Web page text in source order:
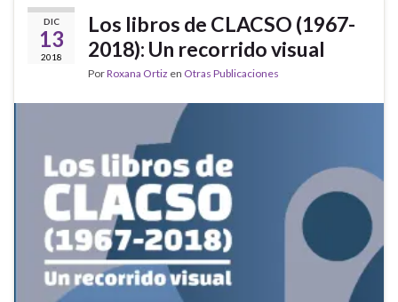
DIC
13
2018
Los libros de CLACSO (1967-
2018): Un recorrido visual
PorRoxana Ortiz en Otras Publicaciones